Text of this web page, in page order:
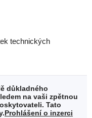
technických
důkladného
na vaši zpětnou
Tato
Prohlášení o inzerci